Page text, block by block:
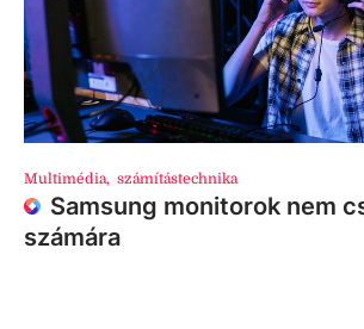
Multimédia, számítástechnika
Samsung monitorok nem
számára